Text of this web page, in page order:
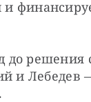
и
до решения
и